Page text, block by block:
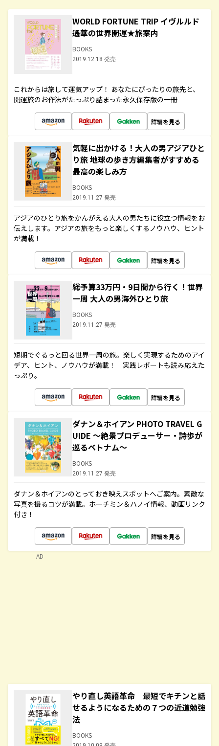
WORLD FORTUNE TRIP イヴルルド
遙華の世界開運★旅案内
BOOKS
2019.12.18 発売
これからは旅して運気アップ！ あなたにぴったりの旅先と、
開運旅のお作法がたっぷり詰まった永久保存版の一冊
詳細を見る
気軽に出かける！大人の男アジアひと
り旅 地球の歩き方編集者がすすめる
最高の楽しみ方
BOOKS
2019.11.27 発売
アジアのひとり旅をかんがえる大人の男たちに役立つ情報をお
伝えします。アジアの旅をもっと楽しくするノウハウ、ヒント
が満載！
詳細を見る
総予算33万円・9日間から行く！世界
一周 大人の男海外ひとり旅
BOOKS
2019.11.27 発売
短期でぐるっと回る世界一周の旅。楽しく実現するためのアイ
デア、ヒント、ノウハウが満載！ 実践レポートも読み応えた
っぷり。
詳細を見る
ダナン＆ホイアン PHOTO TRAVEL G
UIDE ～絶景プロデューサー・詩歩が
巡るベトナム～
BOOKS
2019.11.27 発売
ダナン＆ホイアンのとっておき映えスポットへご案内。素敵な
写真を撮るコツが満載。ホーチミン＆ハノイ情報、動画リンク
付き！
詳細を見る
やり直し英語革命 最短でキチンと話
せるようになるための７つの近道勉強
法
BOOKS
AD